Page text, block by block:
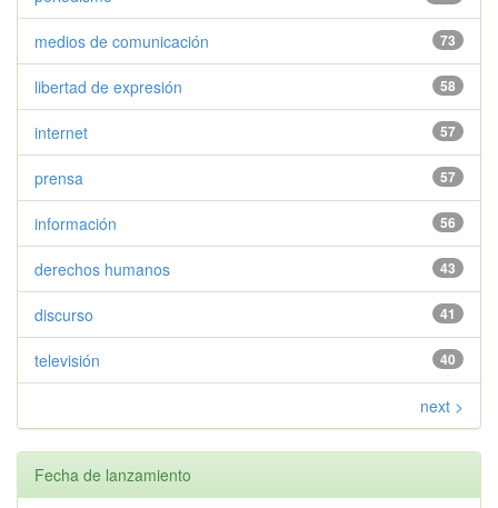
73
medios de comunicación
58
libertad de expresión
57
internet
57
prensa
56
información
43
derechos humanos
41
discurso
40
televisión
next >
Fecha de lanzamiento